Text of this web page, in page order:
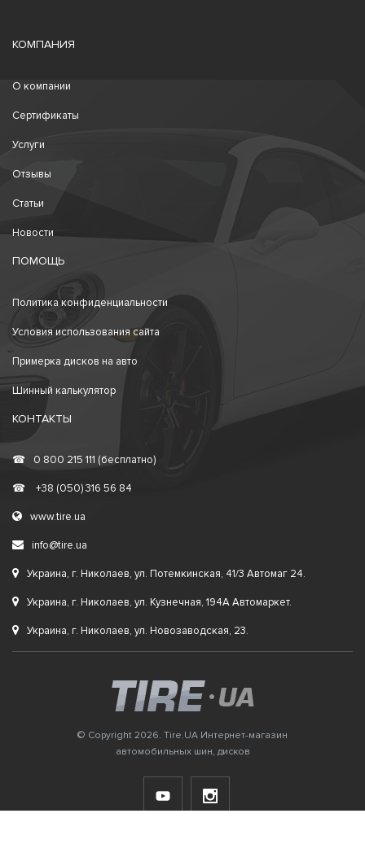
КОМПАНИЯ
О компании
Сертификаты
Услуги
Отзывы
Статьи
Новости
ПОМОЩЬ
Политика конфиденциальности
Условия использования сайта
Примерка дисков на авто
Шинный калькулятор
КОНТАКТЫ
☎ 0 800 215 111 (бесплатно)
☎ +38 (050) 316 56 84
www.tire.ua
info@tire.ua
Украина, г. Николаев, ул. Потемкинская, 41/3 Автомаг 24.
Украина, г. Николаев, ул. Кузнечная, 194А Автомаркет.
Украина, г. Николаев, ул. Новозаводская, 23.
© Copyright 2026. Tire.UA Интернет-магазин
автомобильных шин, дисков